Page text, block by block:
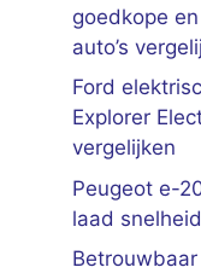
goedkope
auto’s
Ford
Explorer
vergelijken
Peugeot e-
laad